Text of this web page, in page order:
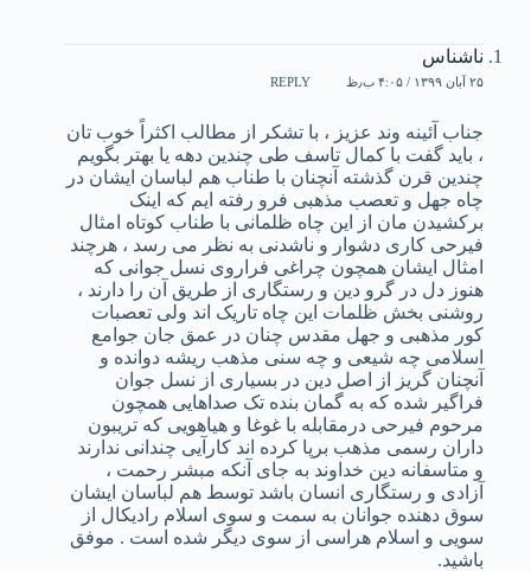
ناشناس
۲۵ آبان ۱۳۹۹ / ۴:۰۵ ب٫ظ REPLY
جناب آئینه وند عزیز ، با تشکر از مطالب اکثراً خوب تان
، باید گفت با کمال تاسف طی چندین دهه یا بهتر بگویم
چندین قرن گذشته آنچنان با طناب هم لباسان ایشان در
چاه جهل و تعصب مذهبی فرو رفته ایم که اینک
برکشیدن مان از این چاه ظلمانی با طناب کوتاه امثال
فیرحی کاری دشوار و ناشدنی به نظر می رسد ، هرچند
امثال ایشان همچون چراغی فراروی نسل جوانی که
هنوز دل در گرو دین و رستگاری از طریق آن را دارند ،
روشنی بخش ظلمات این چاه تاریک اند ولی تعصبات
کور مذهبی و جهل مقدس چنان در عمق جان جوامع
اسلامی چه شیعی و چه سنی مذهب ریشه دوانده و
آنچنان گریز از اصل دین در بسیاری از نسل جوان
فراگیر شده که به گمان بنده تک صداهایی همچون
مرحوم فیرحی درمقابله با غوغا و هیاهویی که تریبون
داران رسمی مذهب برپا کرده اند کارآیی چندانی ندارند
و متاسفانه دین خداوند به جای آنکه مبشر رحمت ،
آزادی و رستگاری انسان باشد توسط هم لباسان ایشان
سوق دهنده جوانان به سمت و سوی اسلام رادیکال از
سویی و اسلام هراسی از سوی دیگر شده است . موفق
باشید.